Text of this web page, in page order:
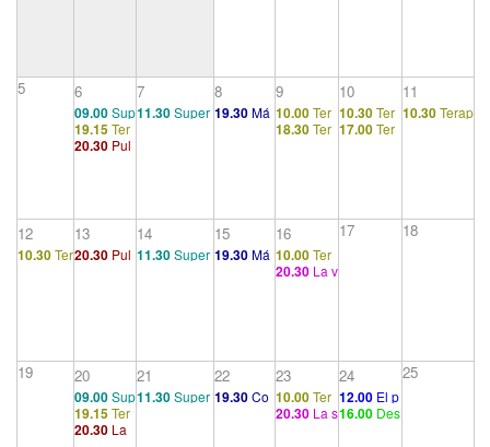
dad… (III)
5 6
09.00Sup
ervisión g
rupal
19.15Ter
apéutico
20.30 Pul
(2/3)
7
11.30Super
8
19.30Má
9
10.00Ter
apéutico 1
18.30Ter
10
10.30Ter
apéutico 5
17.00Ter
11
10.30Terap
12
10.30Ter
13
20.30 Pul
14
11.30Super
15
19.30Má
16
10.00Ter
apéutico 1
20.30 La v
s...
17 18
19 20
09.00Sup
ervisión g
rupal
19.15Ter
apéutico
20.30 La
21
11.30Super
22
19.30Co
23
10.00Ter
apéutico 1
20.30 La s
24
12.00 El p
sicoanalis
16.00 Des
25